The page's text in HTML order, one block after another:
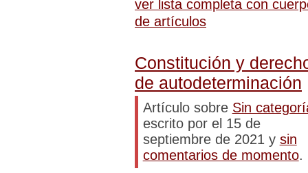
ver lista completa con
de artículos
Constitución y
de autodeterminación
Artículo sobre Sin
escrito por el 15 de
septiembre de 2021 y sin
comentarios de momento.